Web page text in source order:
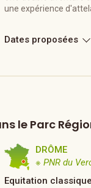
une expérience
Dates proposées
le Parc
DRÔME
※ PNR du
Equitation classique